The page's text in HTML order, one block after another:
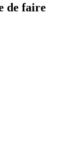
de faire